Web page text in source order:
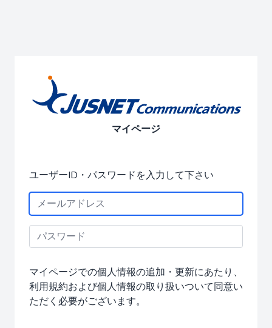
マイページ
ユーザーID・パスワードを入力して下さい
マイページでの個人情報の追加・更新にあたり、
利用規約および個人情報の取り扱いついて同意い
ただく必要がございます。